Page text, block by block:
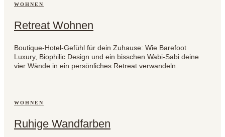
WOHNEN
Retreat Wohnen
Boutique-Hotel-Gefühl für dein Zuhause: Wie Barefoot
Luxury, Biophilic Design und ein bisschen Wabi-Sabi deine
vier Wände in ein persönliches Retreat verwandeln.
WOHNEN
Ruhige Wandfarben